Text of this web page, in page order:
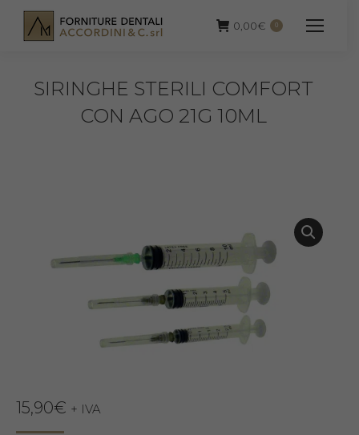
0,00€ 0
SIRINGHE STERILI COMFORT
CON AGO 21G 10ML
15,90€ + IVA